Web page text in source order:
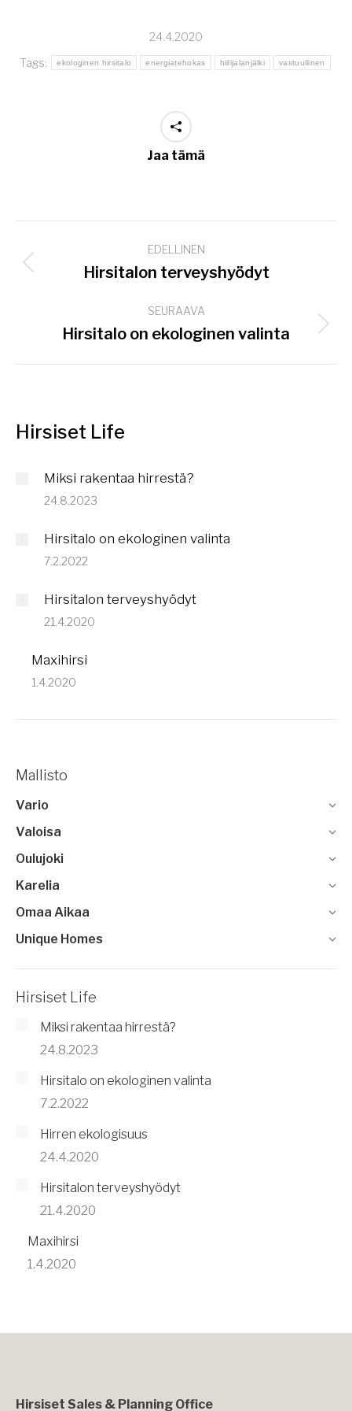
24.4.2020
Tags:
ekologinen hirsitalo energiatehokas hiilijalanjälki vastuullinen
Jaa tämä
navigation
EDELLINEN
Previous
Hirsitalon terveyshyödyt
SEURAAVA
Next
Hirsitalo on ekologinen valinta
Hirsiset Life
Miksi rakentaa hirrestä?
24.8.2023
Hirsitalo on ekologinen valinta
7.2.2022
Hirsitalon terveyshyödyt
21.4.2020
Maxihirsi
1.4.2020
Mallisto
Vario
Valoisa
Oulujoki
Karelia
Omaa Aikaa
Unique Homes
Hirsiset Life
Miksi rakentaa hirrestä?
24.8.2023
Hirsitalo on ekologinen valinta
7.2.2022
Hirren ekologisuus
24.4.2020
Hirsitalon terveyshyödyt
21.4.2020
Maxihirsi
1.4.2020
Hirsiset Sales & Planning Office